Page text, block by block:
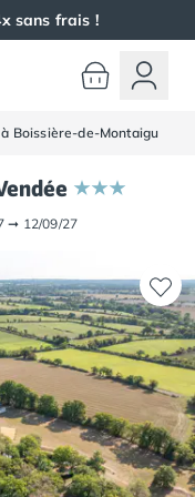
sans frais !
Boissière-de-Montaigu
➞ 12/09/27